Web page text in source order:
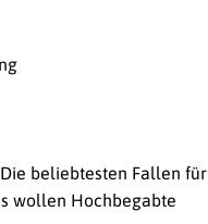
beliebtesten Fallen für
wollen Hochbegabte